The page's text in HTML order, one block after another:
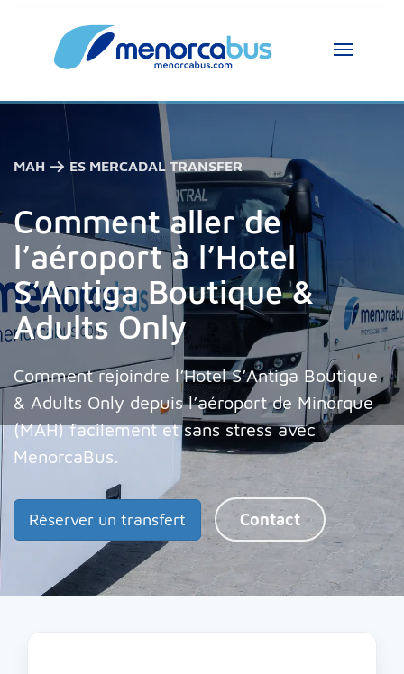
MAH → ES MERCADAL TRANSFER
Comment aller de
l’aéroport à l’Hotel
S’Antiga Boutique &
Adults Only
Comment rejoindre l’Hotel S’Antiga Boutique
& Adults Only depuis l’aéroport de Minorque
(MAH) facilement et sans stress avec
MenorcaBus.
Réserver un transfert Contact